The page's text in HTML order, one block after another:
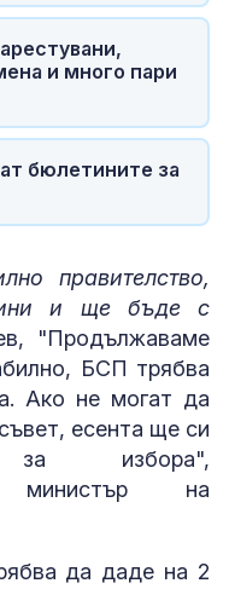
и много пари
бюлетините за
правителство,
и ще бъде с
"Продължаваме
БСП трябва
Ако не могат да
есента ще си
избора",
министър на
да даде на 2